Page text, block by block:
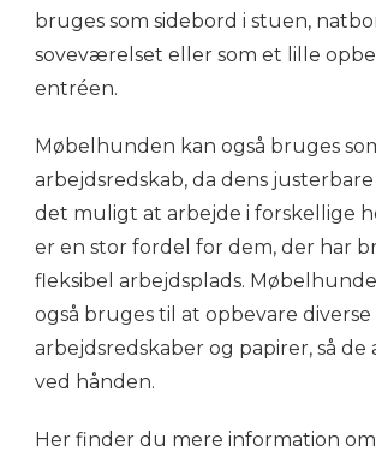
bruges som sidebord i stuen,
soveværelset eller som et lille
entréen.
Møbelhunden kan også bruges
arbejdsredskab, da dens
det muligt at arbejde i forskellige
er en stor fordel for dem, der har
fleksibel arbejdsplads.
også bruges til at opbevare diverse
arbejdsredskaber og papirer, så de
ved hånden.
Her finder du mere information om